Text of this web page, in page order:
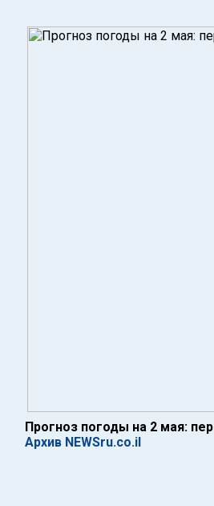
Прогноз погоды на 2 мая:
Архив NEWSru.co.il